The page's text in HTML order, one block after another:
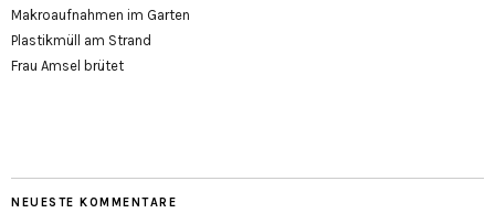
Makroaufnahmen im Garten
Plastikmüll am Strand
Frau Amsel brütet
NEUESTE KOMMENTARE